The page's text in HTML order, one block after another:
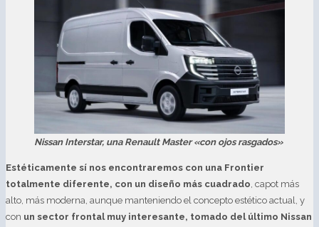
Nissan Interstar, una Renault Master «con ojos rasgados»
Estéticamente sí nos encontraremos con una Frontier
totalmente diferente, con un diseño más cuadrado, capot más
alto, más moderna, aunque manteniendo el concepto estético actual, y
con un sector frontal muy interesante, tomado del último Nissan